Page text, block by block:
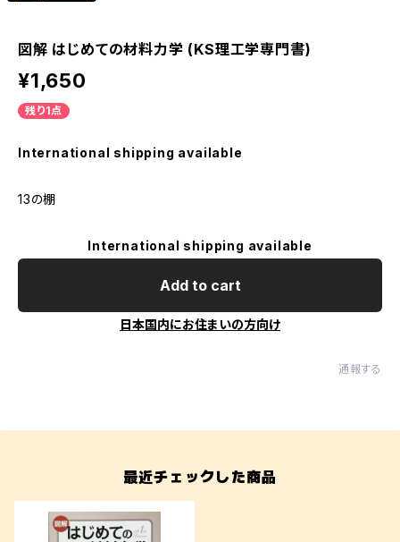
図解 はじめての材料力学 (KS理工学専門書)
¥1,650
残り1点
International shipping available
13の棚
International shipping available
Add to cart
日本国内にお住まいの方向け
通報する
最近チェックした商品